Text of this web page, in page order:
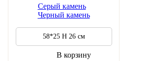
Фиттония
Хамедорея
Хедера
Горшки и кашпо
По материалу
Серый камень
Черный камень
58*25 H 26 cм
В корзину